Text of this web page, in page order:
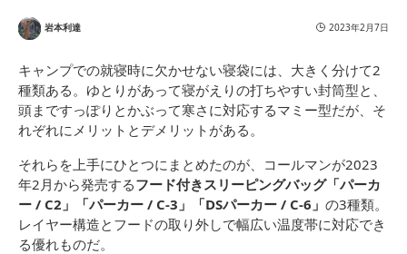
岩本利達 2023年2月7日
キャンプでの就寝時に欠かせない寝袋には、大きく分けて2
種類ある。ゆとりがあって寝がえりの打ちやすい封筒型と、
頭まですっぽりとかぶって寒さに対応するマミー型だが、そ
れぞれにメリットとデメリットがある。
それらを上手にひとつにまとめたのが、コールマンが2023
年2月から発売するフード付きスリーピングバッグ「パーカ
ー / C2」「パーカー / C-3」「DSパーカー / C-6」 の3種類。
レイヤー構造とフードの取り外しで幅広い温度帯に対応でき
る優れものだ。